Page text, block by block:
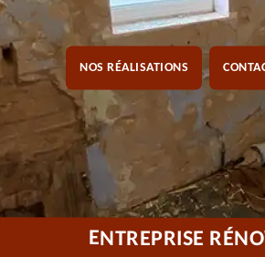
NOS RÉALISATIONS
ENTREPRISE